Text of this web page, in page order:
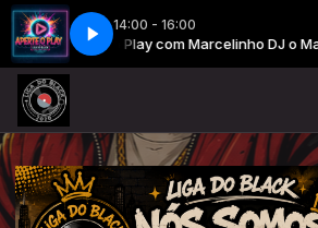
14:00 - 16:00
Aperte o Play com Marcelinho DJ o Mago